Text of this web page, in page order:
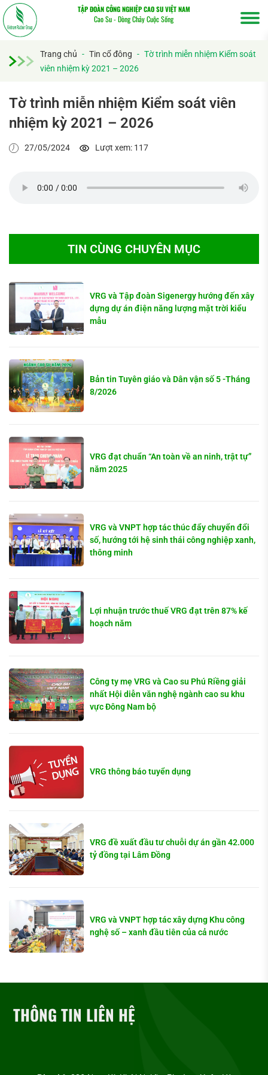
TẬP ĐOÀN CÔNG NGHIỆP CAO SU VIỆT NAM
Cao Su - Dòng Chảy Cuộc Sống
Trang chủ - Tin cổ đông - Tờ trình miễn nhiệm Kiểm soát
viên nhiệm kỳ 2021 – 2026
Tờ trình miễn nhiệm Kiểm soát viên
nhiệm kỳ 2021 – 2026
27/05/2024 Lượt xem: 117
TIN CÙNG CHUYÊN MỤC
VRG và Tập đoàn Sigenergy hướng đến xây
dựng dự án điện năng lượng mặt trời kiểu
mẫu
Bản tin Tuyên giáo và Dân vận số 5 -Tháng
8/2026
VRG đạt chuẩn “An toàn về an ninh, trật tự”
năm 2025
VRG và VNPT hợp tác thúc đẩy chuyển đổi
số, hướng tới hệ sinh thái công nghiệp xanh,
thông minh
Lợi nhuận trước thuế VRG đạt trên 87% kế
hoạch năm
Công ty mẹ VRG và Cao su Phú Riềng giải
nhất Hội diễn văn nghệ ngành cao su khu
vực Đông Nam bộ
VRG thông báo tuyển dụng
VRG đề xuất đầu tư chuỗi dự án gần 42.000
tỷ đồng tại Lâm Đồng
VRG và VNPT hợp tác xây dựng Khu công
nghệ số – xanh đầu tiên của cả nước
THÔNG TIN LIÊN HỆ
Tìm